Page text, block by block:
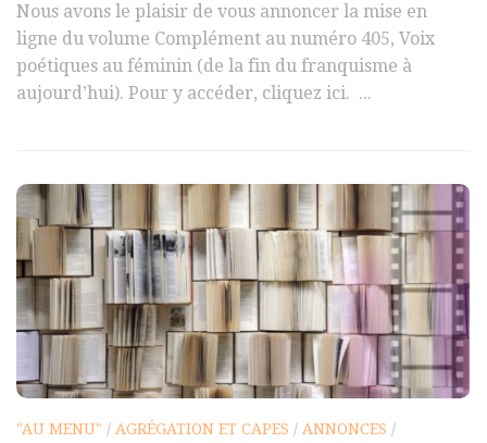
Nous avons le plaisir de vous annoncer la mise en
ligne du volume Complément au numéro 405, Voix
poétiques au féminin (de la fin du franquisme à
aujourd’hui). Pour y accéder, cliquez ici. ...
"AU MENU" / AGRÉGATION ET CAPES / ANNONCES /